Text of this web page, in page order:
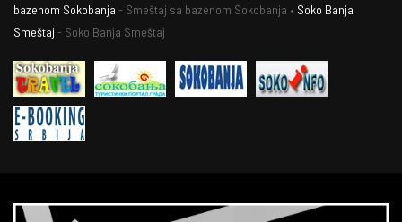
bazenom Sokobanja - Smeštaj sa bazenom Sokobanja • Soko Banja
Smeštaj - Soko Banja Smeštaj